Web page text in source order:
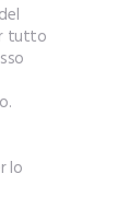
tutto
lo